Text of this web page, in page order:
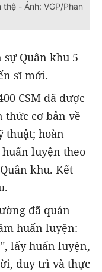
- Ảnh: VGP/Phan
sự Quân khu 5
sĩ mới.
CSM đã được
cơ bản về
thuật; hoàn
luyện theo
khu. Kết
đã quán
huấn luyện:
lấy huấn luyện,
duy trì và thực